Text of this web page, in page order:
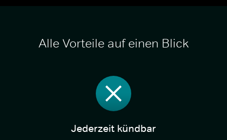
Alle Vorteile auf einen Blick
Jederzeit kündbar